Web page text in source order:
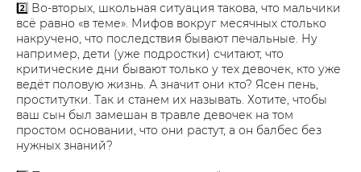
2️⃣ Во-вторых, школьная ситуация такова, что мальчики
всё равно «в теме». Мифов вокруг месячных столько
накручено, что последствия бывают печальные. Ну
например, дети (уже подростки) считают, что
критические дни бывают только у тех девочек, кто уже
ведёт половую жизнь. А значит они кто? Ясен пень,
проститутки. Так и станем их называть. Хотите, чтобы
ваш сын был замешан в травле девочек на том
простом основании, что они растут, а он балбес без
нужных знаний?